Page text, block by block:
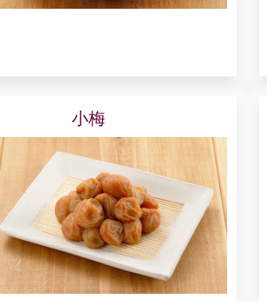
小梅